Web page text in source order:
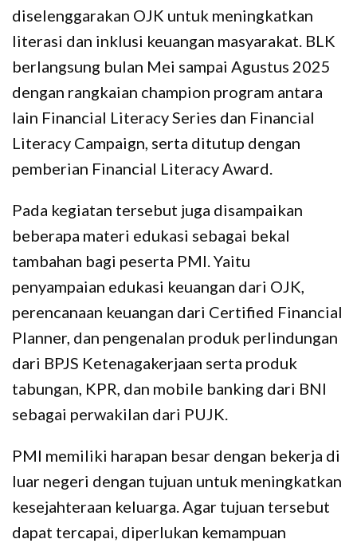
diselenggarakan OJK untuk meningkatkan
literasi dan inklusi keuangan masyarakat. BLK
berlangsung bulan Mei sampai Agustus 2025
dengan rangkaian champion program antara
lain Financial Literacy Series dan Financial
Literacy Campaign, serta ditutup dengan
pemberian Financial Literacy Award.
Pada kegiatan tersebut juga disampaikan
beberapa materi edukasi sebagai bekal
tambahan bagi peserta PMI. Yaitu
penyampaian edukasi keuangan dari OJK,
perencanaan keuangan dari Certified Financial
Planner, dan pengenalan produk perlindungan
dari BPJS Ketenagakerjaan serta produk
tabungan, KPR, dan mobile banking dari BNI
sebagai perwakilan dari PUJK.
PMI memiliki harapan besar dengan bekerja di
luar negeri dengan tujuan untuk meningkatkan
kesejahteraan keluarga. Agar tujuan tersebut
dapat tercapai, diperlukan kemampuan